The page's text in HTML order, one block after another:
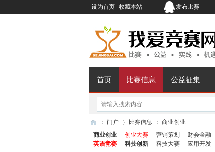
设为首页 收藏本站 发布比赛
首页 比赛信息 公益征集
门户 比赛信息
商业创业
商业创业
创业大赛 营销策划 财会金融
英语竞赛
科技创新 科技大赛 应用开发